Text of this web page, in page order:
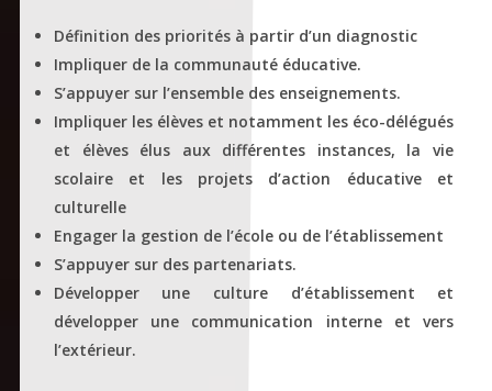
Définition des priorités à partir d’un diagnostic
Impliquer de la communauté éducative.
S’appuyer sur l’ensemble des enseignements.
Impliquer les élèves et notamment les éco-délégués
et élèves élus aux différentes instances, la vie
scolaire et les projets d’action éducative et
culturelle
Engager la gestion de l’école ou de l’établissement
S’appuyer sur des partenariats.
Développer une culture d’établissement et
développer une communication interne et vers
l’extérieur.